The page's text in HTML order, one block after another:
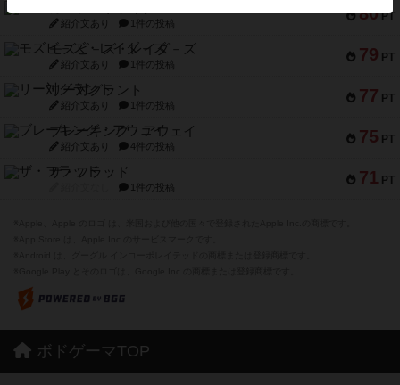
80 PT
紹介文あり 1件の投稿
79 PT
モズビ－ズ・レイダ－ズ
紹介文あり 1件の投稿
77 PT
リー対グラント
紹介文あり 1件の投稿
75 PT
ブレーキング・アウェイ
紹介文あり 4件の投稿
71 PT
ザ・フラッド
1件の投稿
ボドゲーマTOP